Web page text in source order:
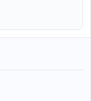
of Larissa.
at the Antwerp
general
development.